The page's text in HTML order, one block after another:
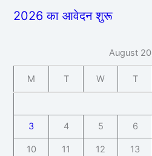
2026 का आवेदन शुरू
August
M T W T
3 4 5 6
10 11 12 13